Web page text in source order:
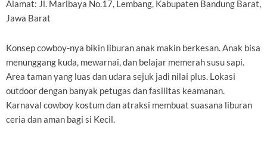
Alamat: Jl. Maribaya No.17, Lembang, Kabupaten Bandung Barat,
Jawa Barat
Konsep cowboy-nya bikin liburan anak makin berkesan. Anak bisa
menunggang kuda, mewarnai, dan belajar memerah susu sapi.
Area taman yang luas dan udara sejuk jadi nilai plus. Lokasi
outdoor dengan banyak petugas dan fasilitas keamanan.
Karnaval cowboy kostum dan atraksi membuat suasana liburan
ceria dan aman bagi si Kecil.